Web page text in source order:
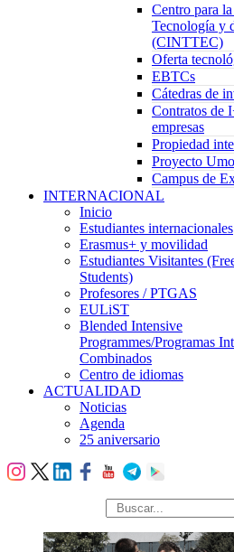
Centro para
Tecnología y
(CINTTEC)
Oferta
EBTCs
Cátedras de
Contratos de
empresas
Propiedad
Proyecto
Campus de
INTERNACIONAL
Inicio
Estudiantes internacionales
Erasmus+ y movilidad
Estudiantes Visitantes
Students)
Profesores / PTGAS
EULiST
Blended Intensive
Programmes/Programas
Combinados
Centro de idiomas
ACTUALIDAD
Noticias
Agenda
25 aniversario
búsqueda